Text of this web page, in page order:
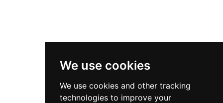
We use cookies
We use cookies and other tracking
technologies to improve your